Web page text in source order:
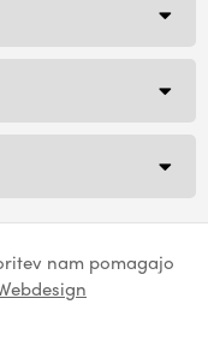
nam pomagajo